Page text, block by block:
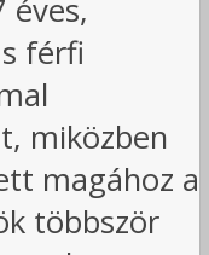
éves,
férfi
miközben
magához a
többször